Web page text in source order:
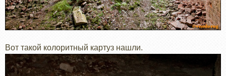
Вот такой колоритный картуз нашли.